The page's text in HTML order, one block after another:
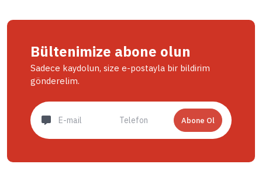
Bültenimize abone olun
Sadece kaydolun, size e-postayla bir bildirim
gönderelim.
Abone Ol